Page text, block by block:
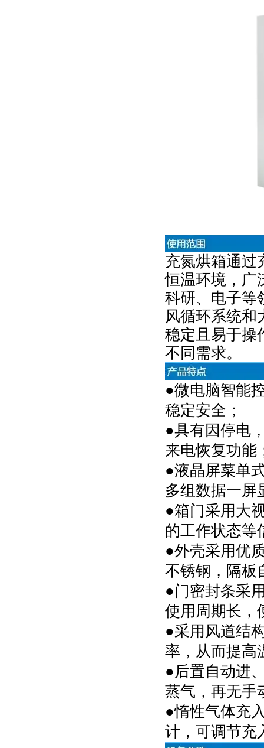
充氮烘箱通过
恒温环境，广
科研、电子等
风循环系统和
稳定且易于操
不同需求。
●微电脑智能
稳定安全；
●具有因停电
来电恢复功能
●液晶屏菜单
多组数据一屏
●箱门采用大
的工作状态等
●外壳采用优
不锈钢，隔板
●门密封条采
使用周期长，
●采用风道结
率，从而提高
●后置自动进
蒸气，再无
●惰性气体充
计，可调节充